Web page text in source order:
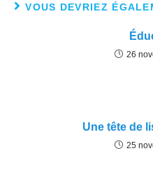
VOUS DEVRIEZ
26
Une tête de
25